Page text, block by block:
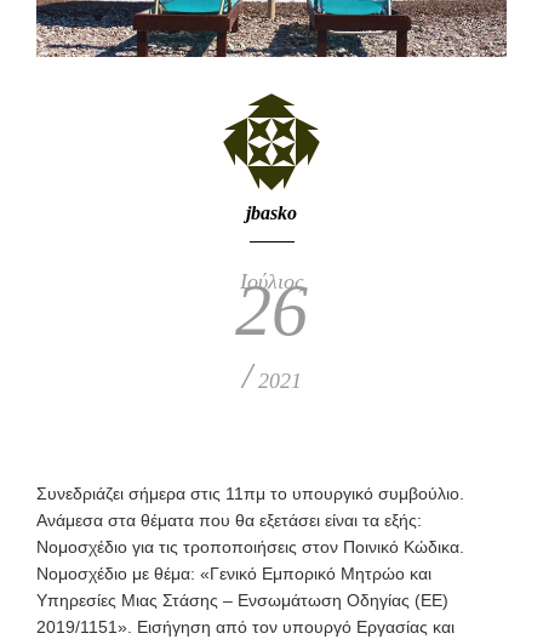
jbasko
Ιούλιος
26
/2021
Συνεδριάζει σήμερα στις 11πμ το υπουργικό συμβούλιο.
Ανάμεσα στα θέματα που θα εξετάσει είναι τα εξής:
Νομοσχέδιο για τις τροποποιήσεις στον Ποινικό Κώδικα.
Νομοσχέδιο με θέμα: «Γενικό Εμπορικό Μητρώο και
Υπηρεσίες Μιας Στάσης – Ενσωμάτωση Οδηγίας (ΕΕ)
2019/1151». Εισήγηση από τον υπουργό Εργασίας και